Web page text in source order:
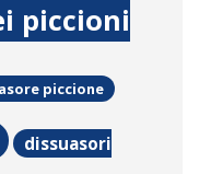
piccioni
piccione
dissuasori